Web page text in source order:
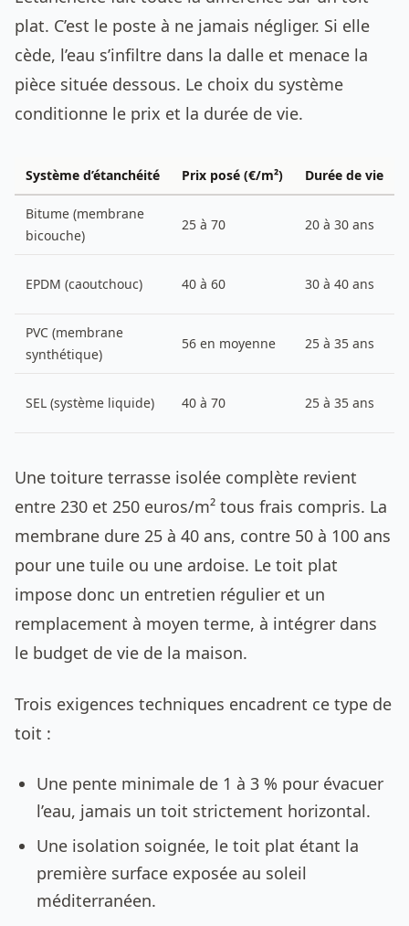
plat. C’est le poste à ne jamais négliger. Si elle
cède, l’eau s’infiltre dans la dalle et menace la
pièce située dessous. Le choix du système
conditionne le prix et la durée de vie.
Système d’étanchéité Prix posé (€/m²) Durée de vie
Bitume (membrane
bicouche)
25 à 70 20 à 30 ans
EPDM (caoutchouc) 40 à 60 30 à 40 ans
PVC (membrane
synthétique)
56 en moyenne 25 à 35 ans
SEL (système liquide) 40 à 70 25 à 35 ans
Une toiture terrasse isolée complète revient
entre 230 et 250 euros/m² tous frais compris. La
membrane dure 25 à 40 ans, contre 50 à 100 ans
pour une tuile ou une ardoise. Le toit plat
impose donc un entretien régulier et un
remplacement à moyen terme, à intégrer dans
le budget de vie de la maison.
Trois exigences techniques encadrent ce type de
toit :
Une pente minimale de 1 à 3 % pour évacuer
l’eau, jamais un toit strictement horizontal.
Une isolation soignée, le toit plat étant la
première surface exposée au soleil
méditerranéen.